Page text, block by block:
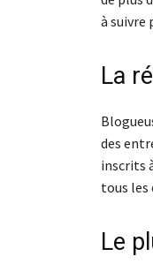
à suivre
La
des
inscrits
tous les
Le